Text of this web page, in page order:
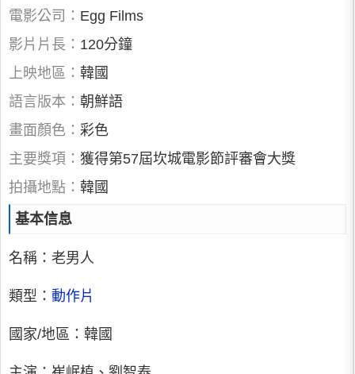
電影公司： Egg Films
影片片長： 120分鐘
上映地區： 韓國
語言版本： 朝鮮語
畫面顏色： 彩色
主要獎項： 獲得第57屆坎城電影節評審會大獎
拍攝地點： 韓國
基本信息
名稱：老男人
類型： 動作片
國家/地區：韓國